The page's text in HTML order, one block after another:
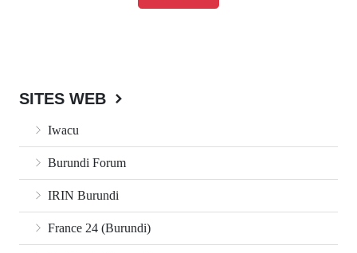
SITES WEB
Iwacu
Burundi Forum
IRIN Burundi
France 24 (Burundi)